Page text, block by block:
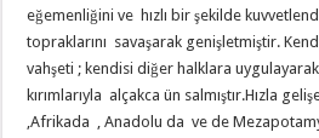
eğemenliğini ve hızlı bir şekilde
topraklarını savaşarak genişletmiştir. Kendi
vahşeti ; kendisi diğer halklara
kırımlarıyla alçakca ün salmıştır.Hızla
,Afrikada , Anadolu da ve de